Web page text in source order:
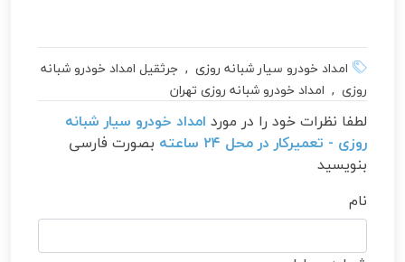
امداد خودرو سیار شبانه روزی , جرثقیل امداد خودرو شبانه
روزی , امداد خودرو شبانه روزی تهران
لطفا نظرات خود را در مورد امداد خودرو سیار شبانه
روزی - تعمیرکار در محل ۲۴ ساعته
بصورت فارسی
بنویسید
نام